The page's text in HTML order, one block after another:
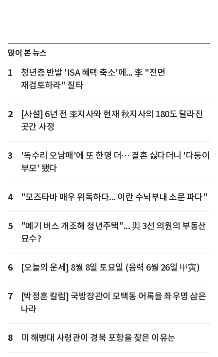
많이 본 뉴스
1
청년층 반발 'ISA 혜택 축소'에... 李 "전면
재검토하라" 질타
2
[사설] 6년 전 李지사와 현재 秋지사의 180도 달라진
곳간 사정
3
'독수리 오남매'에 또 한명 더… 결혼 싫다더니 '다둥이
부모' 됐다
4 "모즈타바 매우 위독하다... 이란 수뇌부내 소문 파다"
5
"폐기 버스 개조해 청년주택"... 與 3선 의원의 부동산
묘수?
6 [오늘의 운세] 8월 8일 토요일 (음력 6월 26일 甲寅)
7
[박정훈 칼럼] 국방장관이 모택동 어록을 좌우명 삼은
나라
8 미 해병대 사령관이 경북 포항을 찾은 이유는